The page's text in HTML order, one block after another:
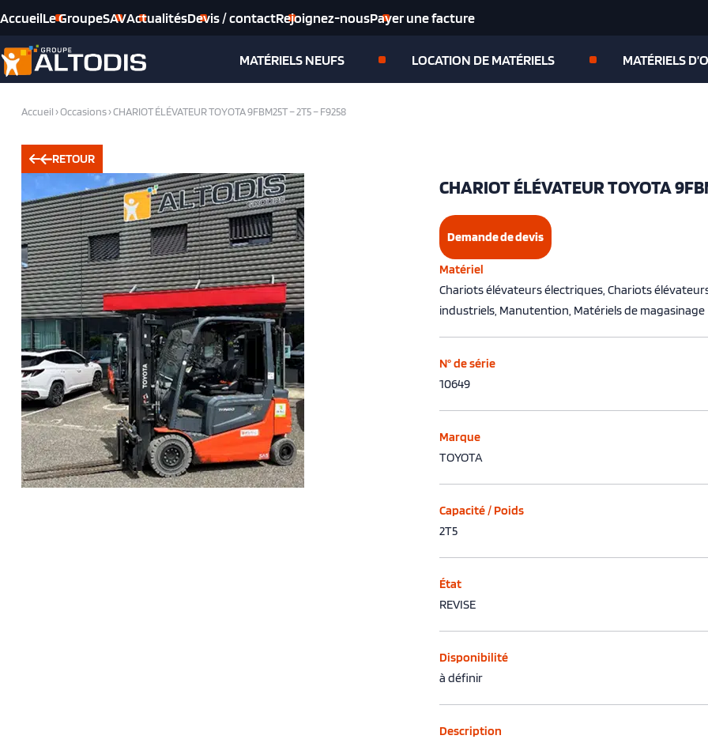
AccueilLe GroupeSAVActualitésDevis / contactRejoignez-nousPayer une facture
MATÉRIELS NEUFS LOCATION DE MATÉRIELS MATÉRIELS
Accueil›Occasions›CHARIOT ÉLÉVATEUR TOYOTA 9FBM25T – 2T5 – F9258
RETOUR
CHARIOT ÉLÉVATEUR TOYOTA
Demande de devis
Matériel
Chariots élévateurs électriques, Chariots
industriels, Manutention, Matériels de magasinage
N° de série
10649
Marque
TOYOTA
Capacité / Poids
2T5
État
REVISE
Disponibilité
à définir
Description